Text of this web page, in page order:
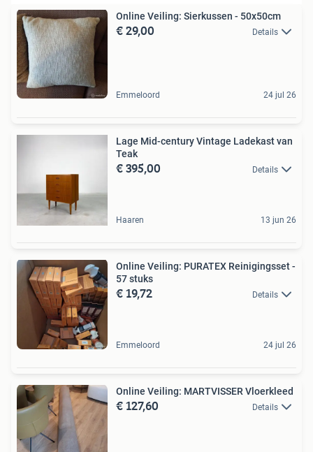
Online Veiling: Sierkussen - 50x50cm
€ 29,00 Details
Emmeloord 24 jul 26
Lage Mid-century Vintage Ladekast van
Teak
€ 395,00 Details
Haaren 13 jun 26
Online Veiling: PURATEX Reinigingsset -
57 stuks
€ 19,72 Details
Emmeloord 24 jul 26
Online Veiling: MARTVISSER Vloerkleed
€ 127,60 Details